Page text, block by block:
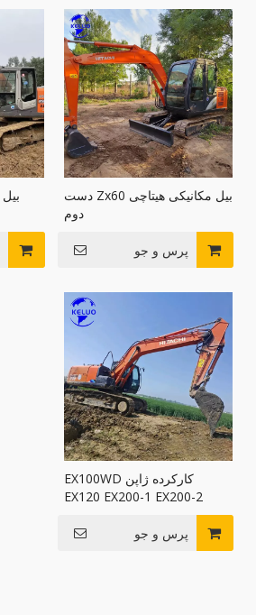
بیل مکانیکی هیتاچی Zx60 دست
دوم
پرس و جو
کارکرده ژاپن EX100WD
EX120 EX200-1 EX200-2
EX200-3 EX200-5 EX350
ZAXIS200 ZAXIS230 حفار بیل
پرس و جو